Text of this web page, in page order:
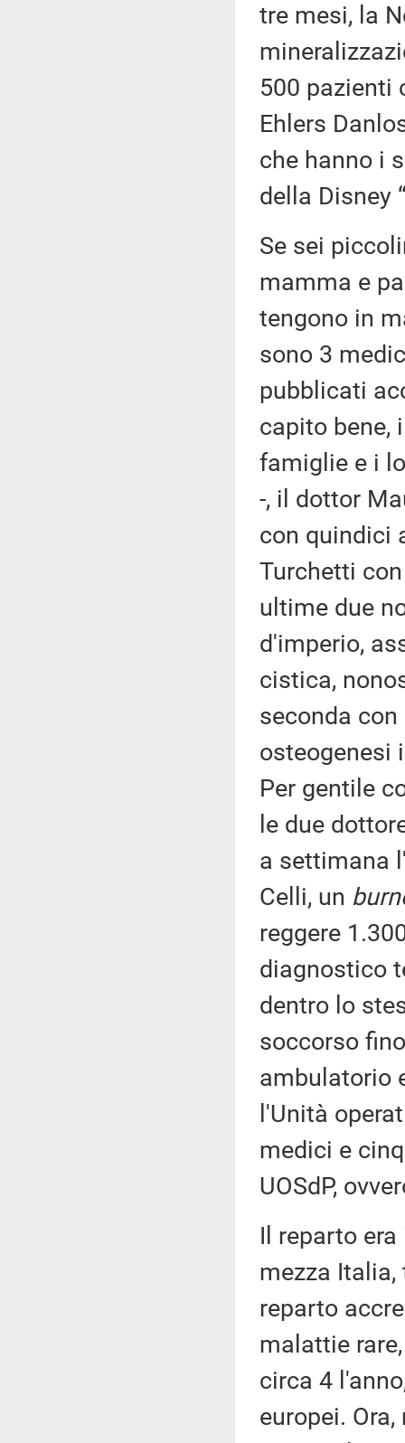
tre mesi, la
500 pazienti
Ehlers
che hanno i
della Disney
Se sei
mamma e
tengono in
sono 3
pubblicati
capito bene,
famiglie e i
-, il dottor
con quindici
Turchetti
ultime due
d'imperio,
cistica,
seconda
osteogenesi
Per gentile
le due
a settimana
Celli, un
reggere
diagnostico
dentro lo
soccorso
ambulatorio
l'Unità
medici e
UOSdP,
Il reparto
mezza Italia,
reparto
malattie
circa 4
europei.